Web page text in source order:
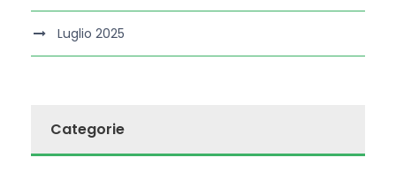
Luglio 2025
Categorie